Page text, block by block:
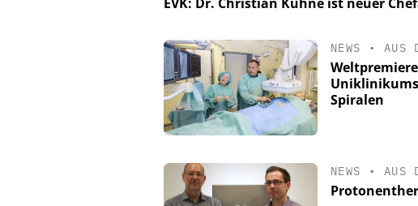
NEWS • AUS
Spiralen
NEWS • AUS